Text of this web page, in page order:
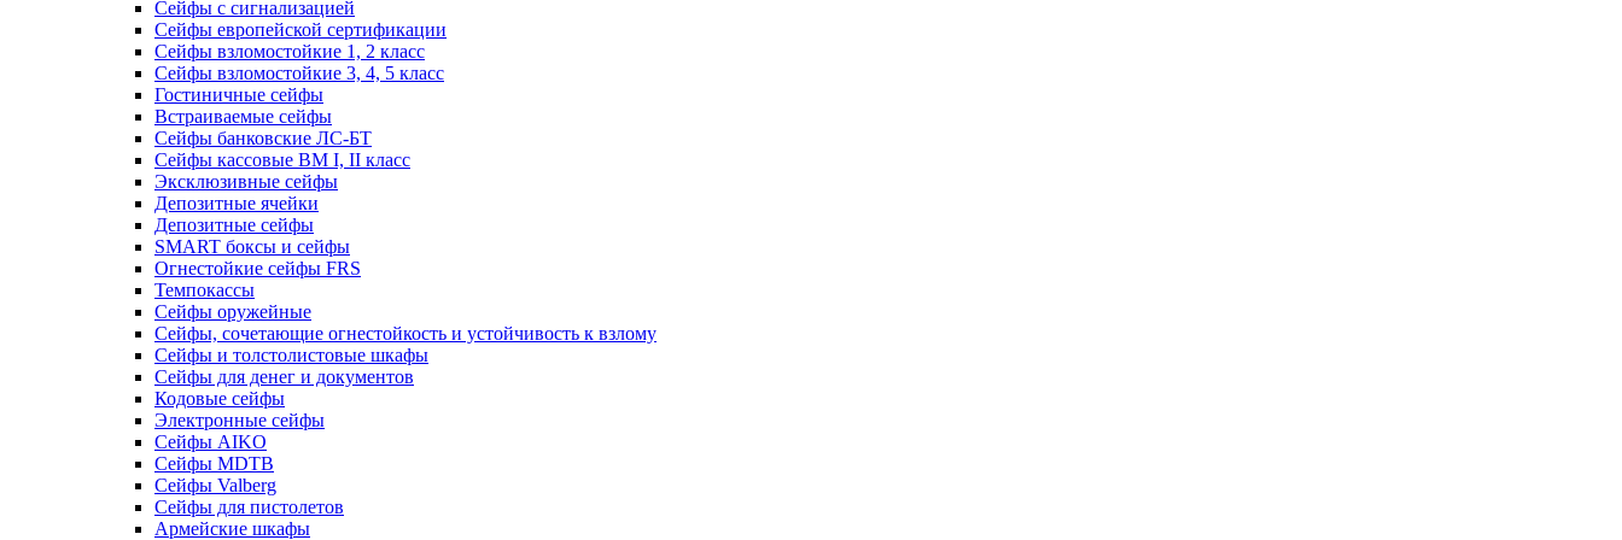
Сейфы с сигнализацией
Сейфы европейской сертификации
Сейфы взломостойкие 1, 2 класс
Сейфы взломостойкие 3, 4, 5 класс
Гостиничные сейфы
Встраиваемые сейфы
Сейфы банковские ЛС-БТ
Сейфы кассовые ВМ I, II класс
Эксклюзивные сейфы
Депозитные ячейки
Депозитные сейфы
SMART боксы и сейфы
Огнестойкие сейфы FRS
Темпокассы
Сейфы оружейные
Сейфы, сочетающие огнестойкость и устойчивость к взлому
Сейфы и толстолистовые шкафы
Сейфы для денег и документов
Кодовые сейфы
Электронные сейфы
Сейфы AIKO
Сейфы MDTB
Сейфы Valberg
Сейфы для пистолетов
Армейские шкафы